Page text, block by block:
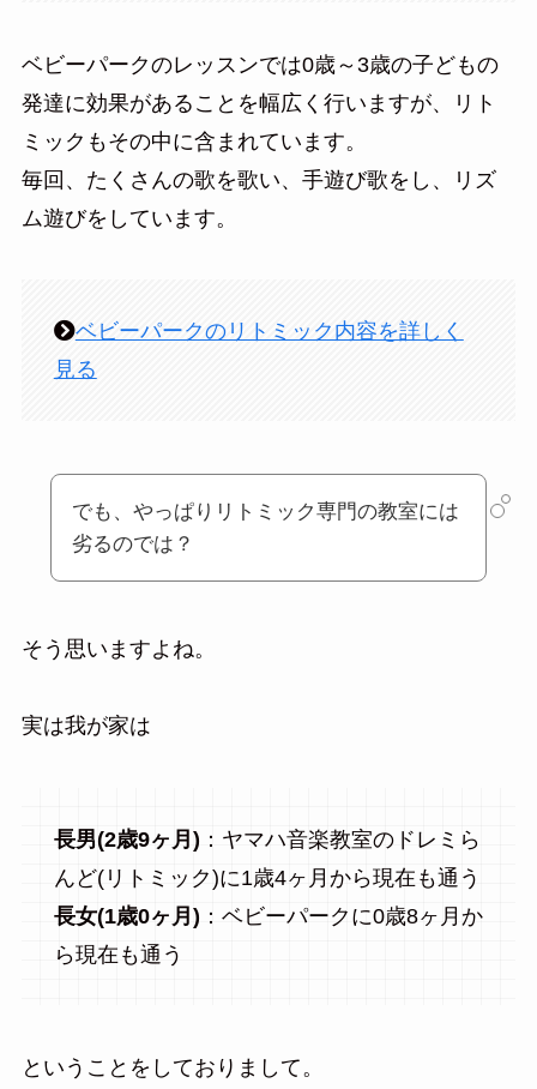
ベビーパークのレッスンでは0歳～3歳の子どもの
発達に効果があることを幅広く行いますが、リト
ミックもその中に含まれています。
毎回、たくさんの歌を歌い、手遊び歌をし、リズ
ム遊びをしています。
ベビーパークのリトミック内容を詳しく
見る
でも、やっぱりリトミック専門の教室には
劣るのでは？
そう思いますよね。
実は我が家は
長男(2歳9ヶ月) ：ヤマハ音楽教室のドレミら
んど(リトミック)に1歳4ヶ月から現在も通う
長女(1歳0ヶ月) ：ベビーパークに0歳8ヶ月か
ら現在も通う
ということをしておりまして。